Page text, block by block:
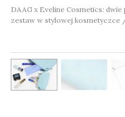
DAAG x Eveline Cosmetics:
zestaw w stylowej kosmetyczce